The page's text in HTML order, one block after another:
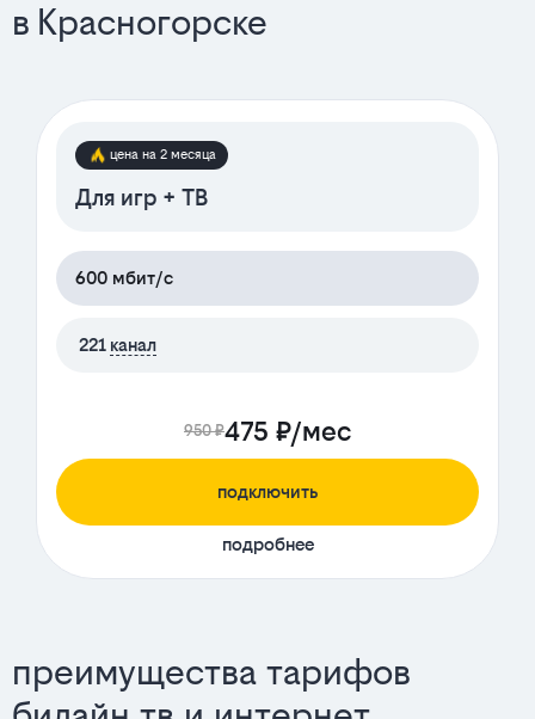
в Красногорске
цена на 2 месяца
Для игр + ТВ
600 мбит/с
221 канал
950 ₽475 ₽/мес
подключить
подробнее
преимущества тарифов